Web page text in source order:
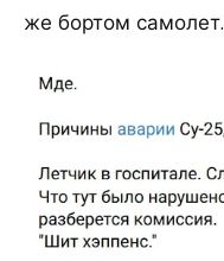
же бортом самолет.